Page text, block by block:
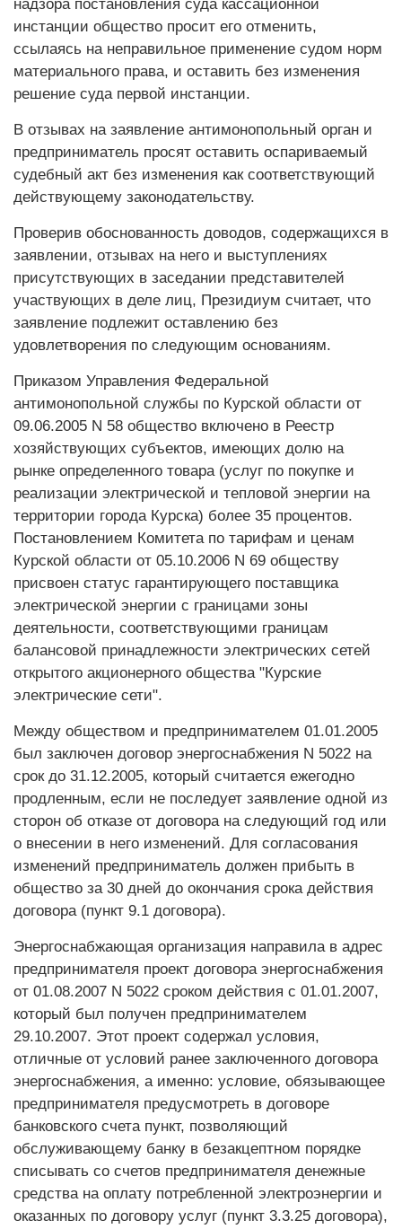
надзора постановления суда кассационной
инстанции общество просит его отменить,
ссылаясь на неправильное применение судом норм
материального права, и оставить без изменения
решение суда первой инстанции.
В отзывах на заявление антимонопольный орган и
предприниматель просят оставить оспариваемый
судебный акт без изменения как соответствующий
действующему законодательству.
Проверив обоснованность доводов, содержащихся в
заявлении, отзывах на него и выступлениях
присутствующих в заседании представителей
участвующих в деле лиц, Президиум считает, что
заявление подлежит оставлению без
удовлетворения по следующим основаниям.
Приказом Управления Федеральной
антимонопольной службы по Курской области от
09.06.2005 N 58 общество включено в Реестр
хозяйствующих субъектов, имеющих долю на
рынке определенного товара (услуг по покупке и
реализации электрической и тепловой энергии на
территории города Курска) более 35 процентов.
Постановлением Комитета по тарифам и ценам
Курской области от 05.10.2006 N 69 обществу
присвоен статус гарантирующего поставщика
электрической энергии с границами зоны
деятельности, соответствующими границам
балансовой принадлежности электрических сетей
открытого акционерного общества "Курские
электрические сети".
Между обществом и предпринимателем 01.01.2005
был заключен договор энергоснабжения N 5022 на
срок до 31.12.2005, который считается ежегодно
продленным, если не последует заявление одной из
сторон об отказе от договора на следующий год или
о внесении в него изменений. Для согласования
изменений предприниматель должен прибыть в
общество за 30 дней до окончания срока действия
договора (пункт 9.1 договора).
Энергоснабжающая организация направила в адрес
предпринимателя проект договора энергоснабжения
от 01.08.2007 N 5022 сроком действия с 01.01.2007,
который был получен предпринимателем
29.10.2007. Этот проект содержал условия,
отличные от условий ранее заключенного договора
энергоснабжения, а именно: условие, обязывающее
предпринимателя предусмотреть в договоре
банковского счета пункт, позволяющий
обслуживающему банку в безакцептном порядке
списывать со счетов предпринимателя денежные
средства на оплату потребленной электроэнергии и
оказанных по договору услуг (пункт 3.3.25 договора),